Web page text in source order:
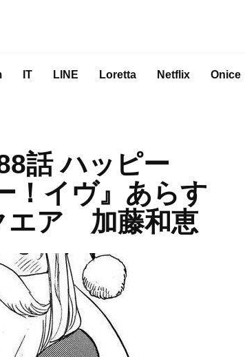
IT LINE Loretta Netflix Onice
話 ハッピー
！イヴ』あらす
エア 加藤和恵